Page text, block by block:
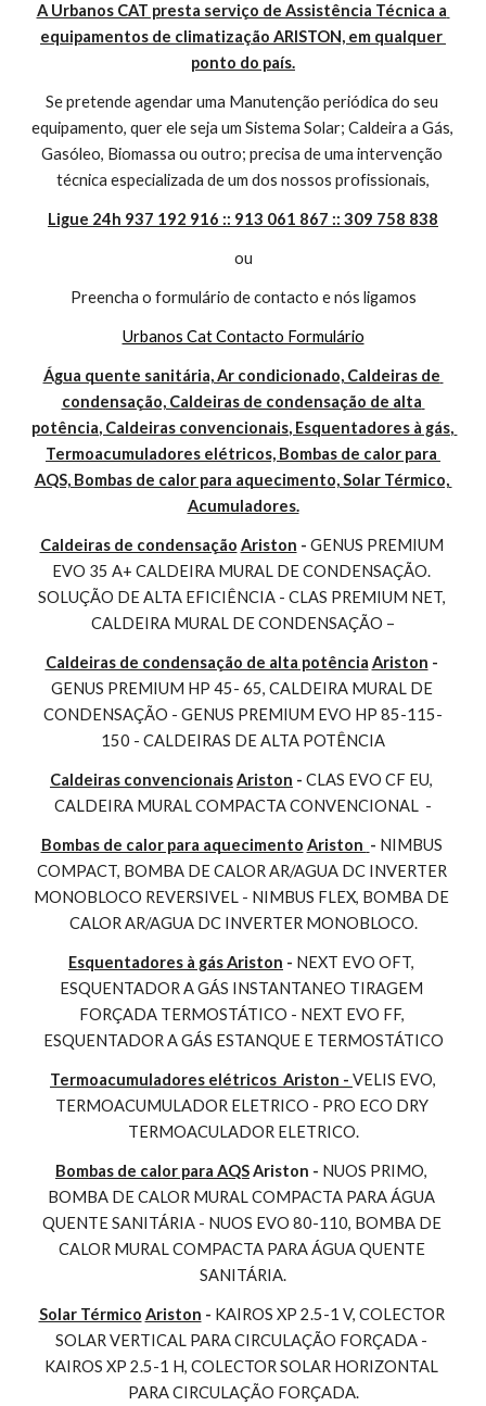
A Urbanos CAT presta serviço de Assistência Técnica a
equipamentos de climatização ARISTON, em qualquer
ponto do país.
Se pretende agendar uma Manutenção periódica do seu
equipamento, quer ele seja um Sistema Solar; Caldeira a Gás,
Gasóleo, Biomassa ou outro; precisa de uma intervenção
técnica especializada de um dos nossos profissionais,
Ligue 24h 937 192 916 :: 913 061 867 :: 309 758 838
ou
Preencha o formulário de contacto e nós ligamos
Urbanos Cat Contacto Formulário
Água quente sanitária, Ar condicionado, Caldeiras de
condensação, Caldeiras de condensação de alta
potência, Caldeiras convencionais, Esquentadores à gás,
Termoacumuladores elétricos, Bombas de calor para
AQS, Bombas de calor para aquecimento, Solar Térmico,
Acumuladores.
Caldeiras de condensação Ariston - GENUS PREMIUM
EVO 35 A+ CALDEIRA MURAL DE CONDENSAÇÃO.
SOLUÇÃO DE ALTA EFICIÊNCIA - CLAS PREMIUM NET,
CALDEIRA MURAL DE CONDENSAÇÃO –
Caldeiras de condensação de alta potência Ariston
GENUS PREMIUM HP 45- 65, CALDEIRA MURAL DE
CONDENSAÇÃO - GENUS PREMIUM EVO HP 85-115-
150 - CALDEIRAS DE ALTA POTÊNCIA
Caldeiras convencionaisAriston - CLAS EVO CF EU,
CALDEIRA MURAL COMPACTA CONVENCIONAL  -
Bombas de calor para aquecimento Ariston - NIMBUS
COMPACT, BOMBA DE CALOR AR/AGUA DC INVERTER
MONOBLOCO REVERSIVEL - NIMBUS FLEX, BOMBA DE
CALOR AR/AGUA DC INVERTER MONOBLOCO.
Esquentadores à gás Ariston - NEXT EVO OFT,
ESQUENTADOR A GÁS INSTANTANEO TIRAGEM
FORÇADA TERMOSTÁTICO - NEXT EVO FF,
ESQUENTADOR A GÁS ESTANQUE E TERMOSTÁTICO
Termoacumuladores elétricos  Ariston - VELIS EVO,
TERMOACUMULADOR ELETRICO - PRO ECO DRY
TERMOACULADOR ELETRICO.
Bombas de calor para AQS Ariston - NUOS PRIMO,
BOMBA DE CALOR MURAL COMPACTA PARA ÁGUA
QUENTE SANITÁRIA - NUOS EVO 80-110, BOMBA DE
CALOR MURAL COMPACTA PARA ÁGUA QUENTE
SANITÁRIA.
Solar Térmico Ariston - KAIROS XP 2.5-1 V, COLECTOR
SOLAR VERTICAL PARA CIRCULAÇÃO FORÇADA -
KAIROS XP 2.5-1 H, COLECTOR SOLAR HORIZONTAL
PARA CIRCULAÇÃO FORÇADA.